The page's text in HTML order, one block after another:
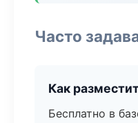
Часто
Как
Бесплатно в